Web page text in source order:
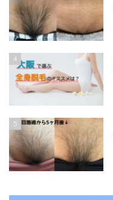
4
5